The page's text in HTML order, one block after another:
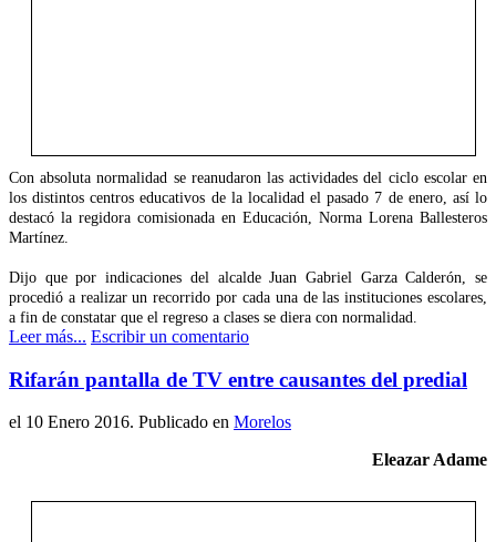
Con absoluta normalidad se reanudaron las actividades del ciclo escolar en
los distintos centros educativos de la localidad el pasado 7 de enero, así lo
destacó la regidora comisionada en Educación, Norma Lorena Ballesteros
Martínez.
Dijo que por indicaciones del alcalde Juan Gabriel Garza Calderón, se
procedió a realizar un recorrido por cada una de las instituciones escolares,
a fin de constatar que el regreso a clases se diera con normalidad.
Leer más... Escribir un comentario
Rifarán pantalla de TV entre causantes del predial
el 10 Enero 2016. Publicado en Morelos
Eleazar Adame